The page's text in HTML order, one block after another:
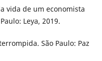
vida de um economista
Leya, 2019.
São Paulo: Paz